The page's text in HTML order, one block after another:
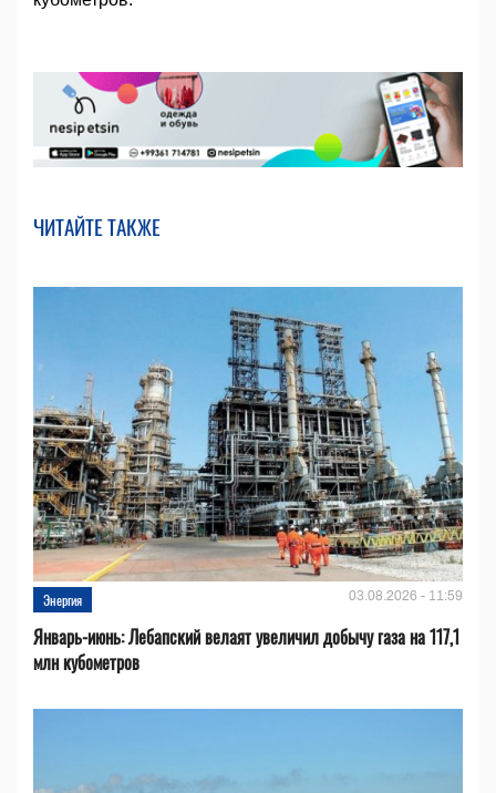
ЧИТАЙТЕ ТАКЖЕ
Энергия 03.08.2026 - 11:59
Январь-июнь: Лебапский велаят увеличил добычу газа на 117,1
млн кубометров